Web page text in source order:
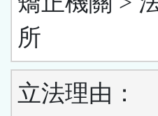
所
立法理由：